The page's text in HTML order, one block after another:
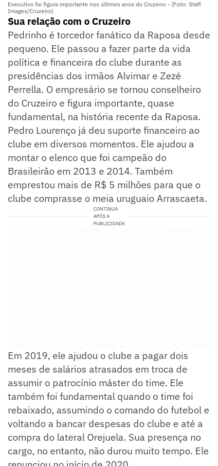
Executivo foi figura importante nos últimos anos do Cruzeiro - (Foto: Staff
Images/Cruzeiro)
Sua relação com o Cruzeiro
Pedrinho é torcedor fanático da Raposa desde
pequeno. Ele passou a fazer parte da vida
política e financeira do clube durante as
presidências dos irmãos Alvimar e Zezé
Perrella. O empresário se tornou conselheiro
do Cruzeiro e figura importante, quase
fundamental, na história recente da Raposa.
Pedro Lourenço já deu suporte financeiro ao
clube em diversos momentos. Ele ajudou a
montar o elenco que foi campeão do
Brasileirão em 2013 e 2014. Também
emprestou mais de R$ 5 milhões para que o
clube comprasse o meia uruguaio Arrascaeta.
CONTINUA
APÓS A
PUBLICIDADE
Em 2019, ele ajudou o clube a pagar dois
meses de salários atrasados em troca de
assumir o patrocínio máster do time. Ele
também foi fundamental quando o time foi
rebaixado, assumindo o comando do futebol e
voltando a bancar despesas do clube e até a
compra do lateral Orejuela. Sua presença no
cargo, no entanto, não durou muito tempo. Ele